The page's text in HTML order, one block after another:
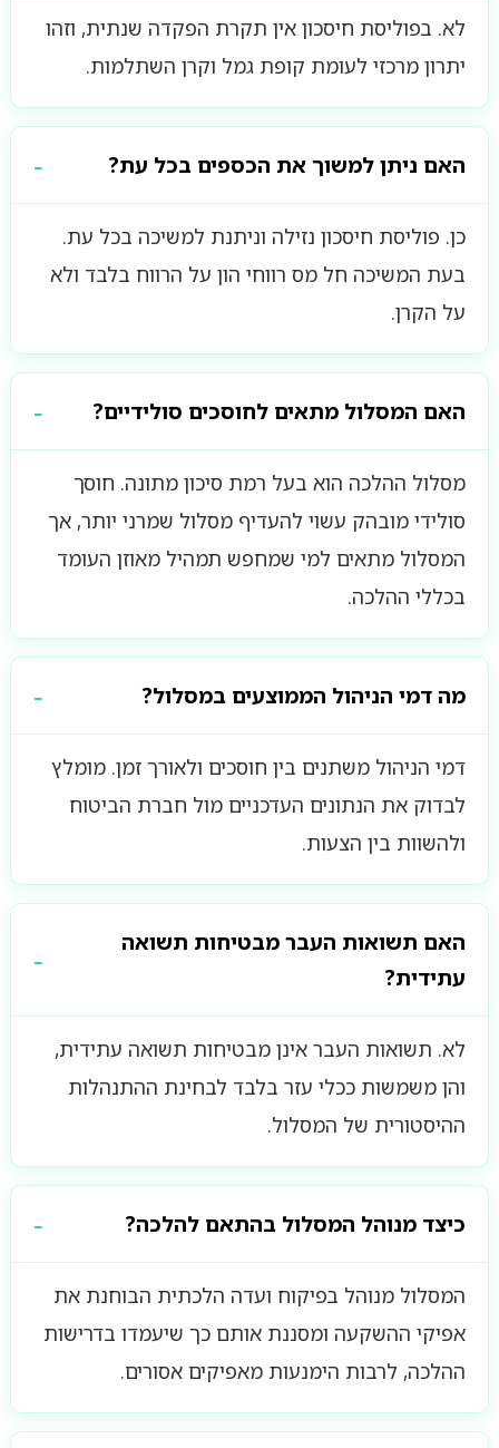
לא. בפוליסת חיסכון אין תקרת הפקדה שנתית, וזהו
יתרון מרכזי לעומת קופת גמל וקרן השתלמות.
האם ניתן למשוך את הכספים בכל עת?
כן. פוליסת חיסכון נזילה וניתנת למשיכה בכל עת.
בעת המשיכה חל מס רווחי הון על הרווח בלבד ולא
על הקרן.
האם המסלול מתאים לחוסכים סולידיים?
מסלול ההלכה הוא בעל רמת סיכון מתונה. חוסך
סולידי מובהק עשוי להעדיף מסלול שמרני יותר, אך
המסלול מתאים למי שמחפש תמהיל מאוזן העומד
בכללי ההלכה.
מה דמי הניהול הממוצעים במסלול?
דמי הניהול משתנים בין חוסכים ולאורך זמן. מומלץ
לבדוק את הנתונים העדכניים מול חברת הביטוח
ולהשוות בין הצעות.
האם תשואות העבר מבטיחות תשואה
עתידית?
לא. תשואות העבר אינן מבטיחות תשואה עתידית,
והן משמשות ככלי עזר בלבד לבחינת ההתנהלות
ההיסטורית של המסלול.
כיצד מנוהל המסלול בהתאם להלכה?
המסלול מנוהל בפיקוח ועדה הלכתית הבוחנת את
אפיקי ההשקעה ומסננת אותם כך שיעמדו בדרישות
ההלכה, לרבות הימנעות מאפיקים אסורים.